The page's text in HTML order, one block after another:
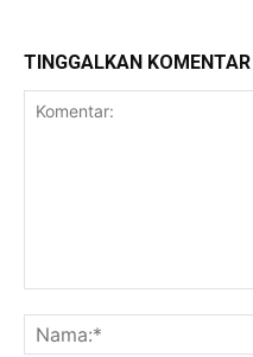
TINGGALKAN KOMENTAR